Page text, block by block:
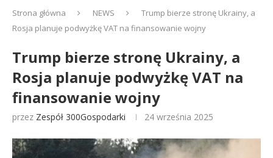
Strona główna NEWS
Trump bierze stronę Ukrainy, a
Rosja planuje podwyżkę VAT na finansowanie wojny
Trump bierze stronę Ukrainy, a
Rosja planuje podwyżkę VAT na
finansowanie wojny
przez Zespół 300Gospodarki 24 września 2025